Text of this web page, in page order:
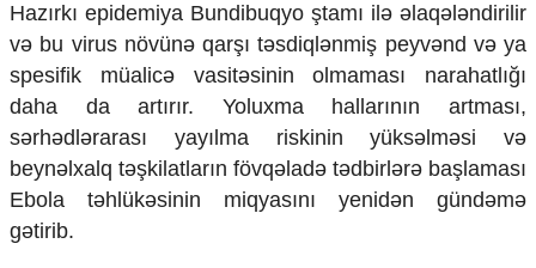
Yüksəliş hekayəsi
Mədəniyyətimizin Zəfəri
Zəfər Diasporu
Səhiyyə
Ailə və uşaq
Turizm
İqtisadiyyat
İqtisadi xəbərlər
Hazırkı epidemiya Bundibuqyo ştamı ilə əlaqələndirilir
və bu virus növünə qarşı təsdiqlənmiş peyvənd və ya
spesifik müalicə vasitəsinin olmaması narahatlığı
daha da artırır. Yoluxma hallarının artması,
sərhədlərarası yayılma riskinin yüksəlməsi və
beynəlxalq təşkilatların fövqəladə tədbirlərə başlaması
Ebola təhlükəsinin miqyasını yenidən gündəmə
gətirib.